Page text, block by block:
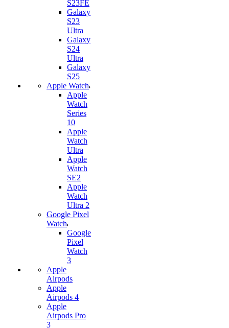
S23FE
Galaxy
S23
Ultra
Galaxy
S24
Ultra
Galaxy
S25
Apple Watch
Apple
Watch
Series
10
Apple
Watch
Ultra
Apple
Watch
SE2
Apple
Watch
Ultra 2
Google Pixel
Watch
Google
Pixel
Watch
3
Apple
Airpods
Apple
Airpods 4
Apple
Airpods Pro
3